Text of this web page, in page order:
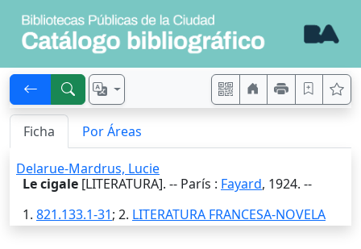
Ficha Por Áreas
Delarue-Mardrus, Lucie
Le cigale [LITERATURA]. -- París : Fayard, 1924. --
1. 821.133.1-31; 2. LITERATURA FRANCESA-NOVELA